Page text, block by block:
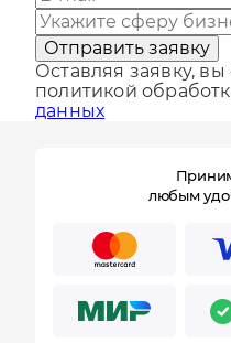
Отправить заявку
Оставляя заявку, вы
политикой